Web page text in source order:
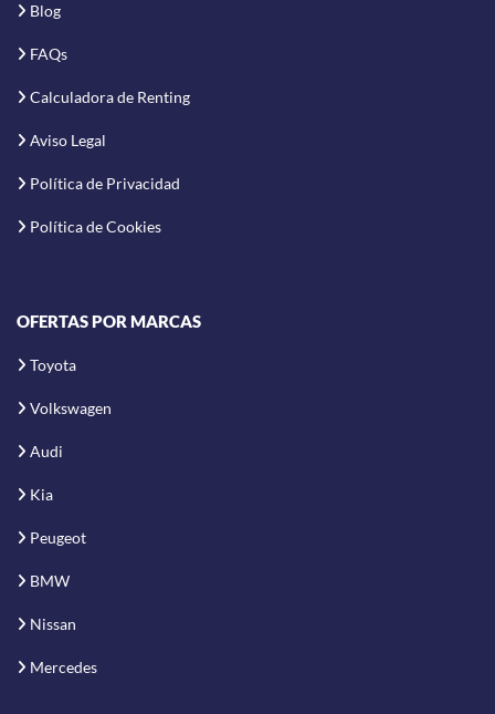
Blog
FAQs
Calculadora de Renting
Aviso Legal
Política de Privacidad
Política de Cookies
OFERTAS POR MARCAS
Toyota
Volkswagen
Audi
Kia
Peugeot
BMW
Nissan
Mercedes